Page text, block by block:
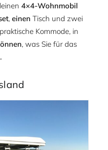
4×4-Wohnmobil
, einen Tisch und zwei
Kommode, in
, was Sie für das